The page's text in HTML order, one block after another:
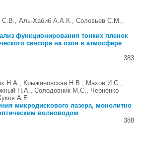
С.В., Аль-Хабиб А.А.К., Соловьев С.М.,
функционирования тонких пленок
сенсора на озон в атмосфере
383
Н.А., Крыжановская Н.В., Махов И.С.,
Н.А., Солодовник М.С., Черненко
А.Е.
микродискового лазера, монолитно
волноводом
388